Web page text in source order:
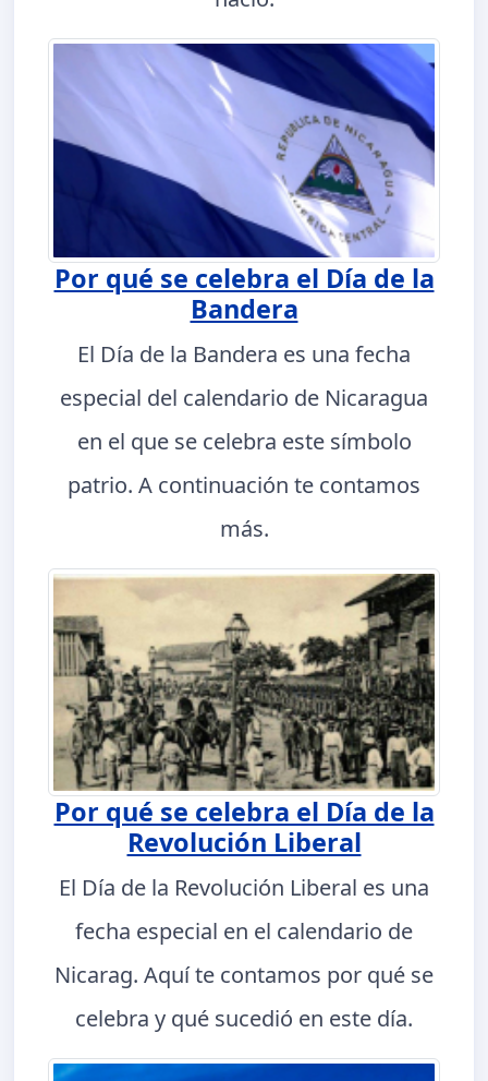
Por qué se celebra el Día de la
Bandera
El Día de la Bandera es una fecha
especial del calendario de Nicaragua
en el que se celebra este símbolo
patrio. A continuación te contamos
más.
Por qué se celebra el Día de la
Revolución Liberal
El Día de la Revolución Liberal es una
fecha especial en el calendario de
Nicarag. Aquí te contamos por qué se
celebra y qué sucedió en este día.